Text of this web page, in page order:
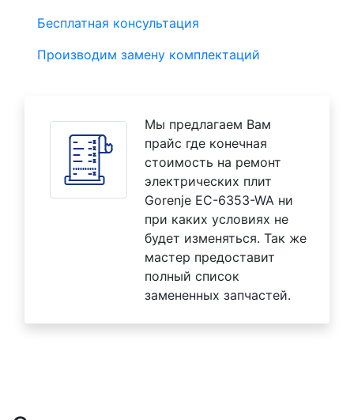
Бесплатная консультация
Производим замену комплектаций
Мы предлагаем Вам
прайс где конечная
стоимость на ремонт
электрических плит
Gorenje EC-6353-WA ни
при каких условиях не
будет изменяться. Так же
мастер предоставит
полный список
замененных запчастей.